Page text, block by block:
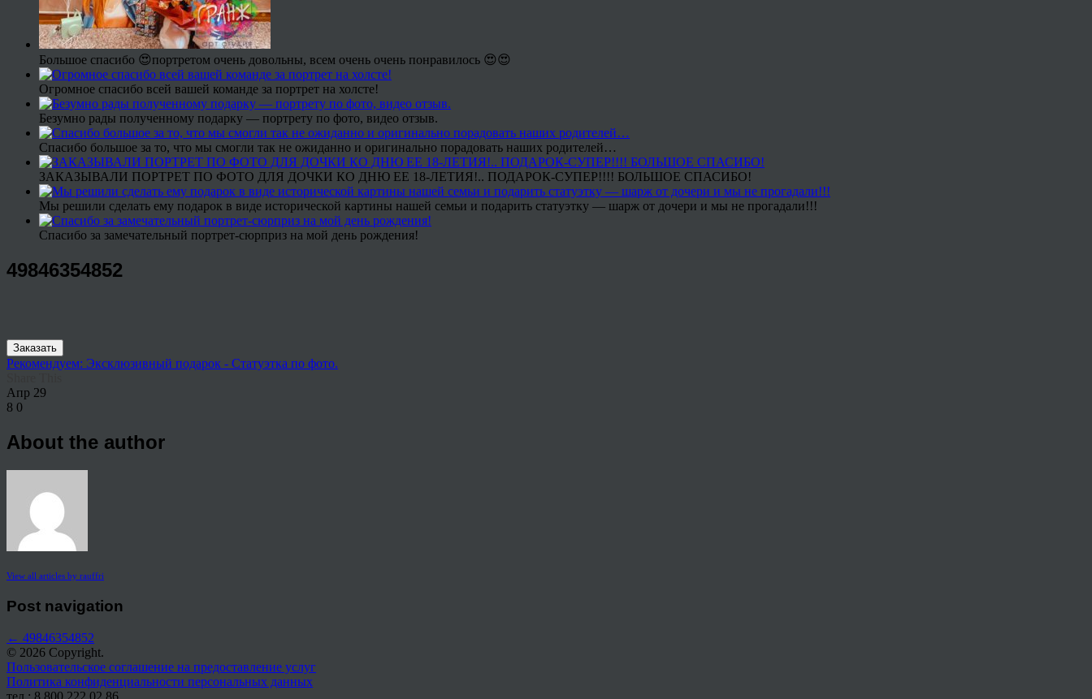
Большое спасибо 😍портретом очень довольны, всем очень очень понравилось 😍😍
Огромное спасибо всей вашей команде за портрет на холсте!
Безумно рады полученному подарку — портрету по фото, видео отзыв.
Спасибо большое за то, что мы смогли так не ожиданно и оригинально порадовать наших родителей…
ЗАКАЗЫВАЛИ ПОРТРЕТ ПО ФОТО ДЛЯ ДОЧКИ КО ДНЮ ЕЕ 18-ЛЕТИЯ!.. ПОДАРОК-СУПЕР!!!! БОЛЬШОЕ СПАСИБО!
Мы решили сделать ему подарок в виде исторической картины нашей семьи и подарить статуэтку — шарж от дочери и мы не прогадали!!!
Спасибо за замечательный портрет-сюрприз на мой день рождения!
49846354852
Заказать
Рекомендуем: Эксклюзивный подарок - Статуэтка по фото.
Апр 29
8 0
About the author
View all articles by rauffri
Post navigation
← 49846354852
© 2026 Copyright.
Пользовательское соглашение на предоставление услуг
Политика конфиденциальности персональных данных
тел.: 8 800 222 02 86